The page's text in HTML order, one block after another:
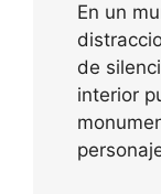
En un
de
interior